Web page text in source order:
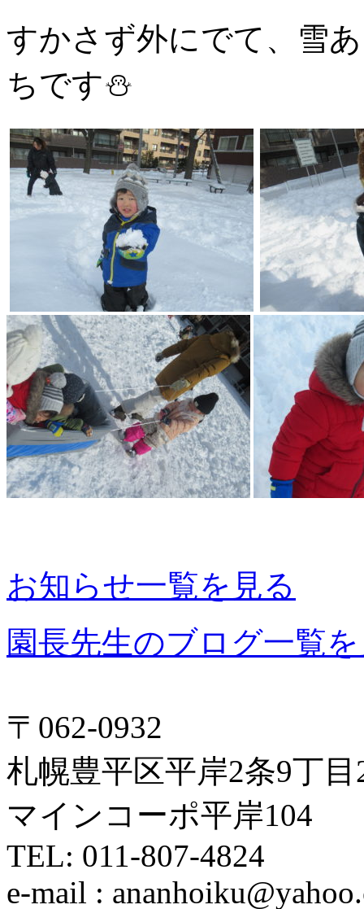
すかさず外にでて、雪
ちです⛄
お知らせ一覧を見る
園長先生のブログ一覧
〒062-0932
札幌豊平区平岸2条9丁目
マインコーポ平岸104
TEL: 011-807-4824
e-mail :